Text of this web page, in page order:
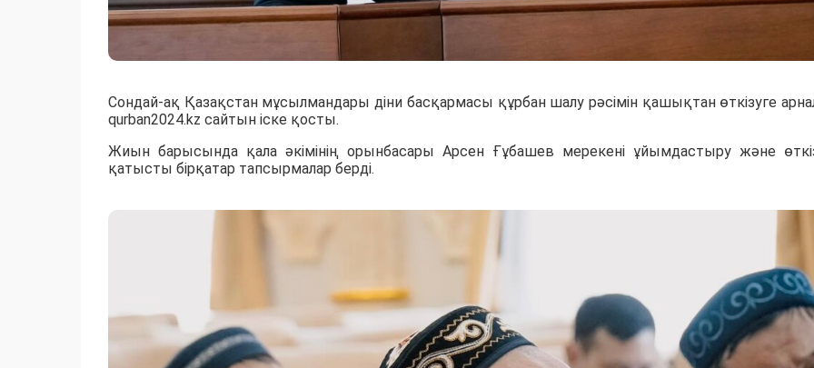
Сондай-ақ Қазақстан мұсылмандары діни басқармасы құрбан шалу рәсімін қашықтан өткізуге
qurban2024.kz сайтын іске қосты.
Жиын барысында қала әкімінің орынбасары Арсен Ғұбашев мерекені ұйымдастыру және
қатысты бірқатар тапсырмалар берді.